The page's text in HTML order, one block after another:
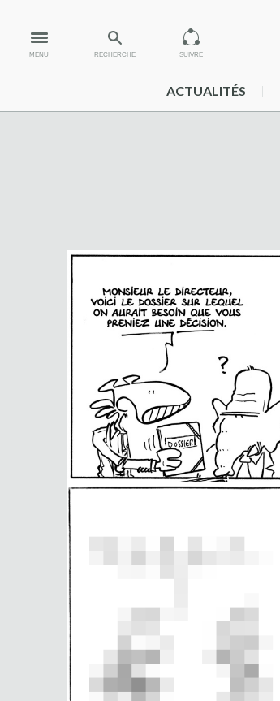
MENU RECHERCHE SUIVRE
ACTUALITÉS